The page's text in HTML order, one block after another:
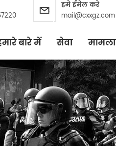
हमे ईमेल करे
mail@cxxgz.com
बारे में सेवा मामला